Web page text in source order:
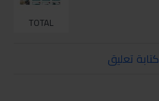
TOTAL
كتابة تعليق